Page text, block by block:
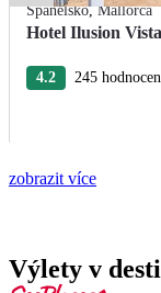
Španělsko,Mallorca
Hotel Ilusion
4.2
245
zobrazit více
Výlety v